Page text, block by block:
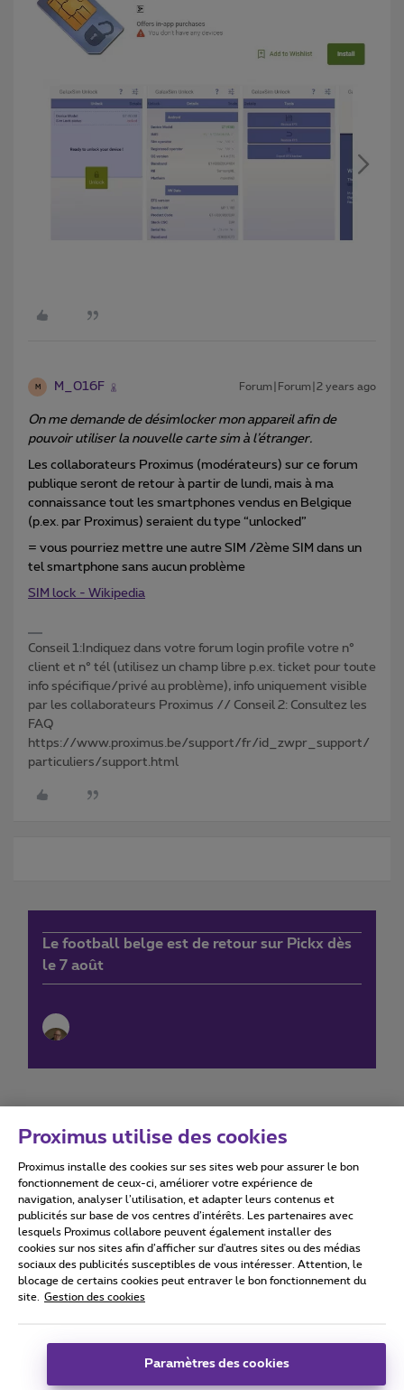
M M_016F Forum|Forum|2 years ago
On me demande de désimlocker mon appareil afin de
pouvoir utiliser la nouvelle carte sim à l’étranger.
Les collaborateurs Proximus (modérateurs) sur ce forum
publique seront de retour à partir de lundi, mais à ma
connaissance tout les smartphones vendus en Belgique
(p.ex. par Proximus) seraient du type “unlocked”
= vous pourriez mettre une autre SIM /2ème SIM dans un
tel smartphone sans aucun problème
SIM lock - Wikipedia
Conseil 1:Indiquez dans votre forum login profile votre n°
client et n° tél (utilisez un champ libre p.ex. ticket pour toute
info spécifique/privé au problème), info uniquement visible
par les collaborateurs Proximus // Conseil 2: Consultez les
FAQ
https://www.proximus.be/support/fr/id_zwpr_support/
particuliers/support.html
Le football belge est de retour sur Pickx dès
le 7 août
Conditions d'utilisation Accessibility statement
Tous droits réservés. © 2026 Proximus
Conditions générales, info consommateur
Coordonnées de l’entreprise
Proximus utilise des cookies
Proximus installe des cookies sur ses sites web pour assurer le bon
fonctionnement de ceux-ci, améliorer votre expérience de
navigation, analyser l’utilisation, et adapter leurs contenus et
publicités sur base de vos centres d’intérêts. Les partenaires avec
lesquels Proximus collabore peuvent également installer des
cookies sur nos sites afin d’afficher sur d'autres sites ou des médias
sociaux des publicités susceptibles de vous intéresser. Attention, le
blocage de certains cookies peut entraver le bon fonctionnement du
site.
Gestion des cookies
Paramètres des cookies